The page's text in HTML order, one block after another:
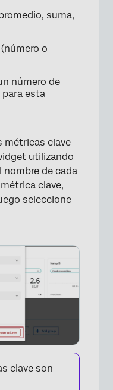
×
×
suma,
o
número de
esta
métricas clave
utilizando
nombre de cada
clave,
seleccione
clave son